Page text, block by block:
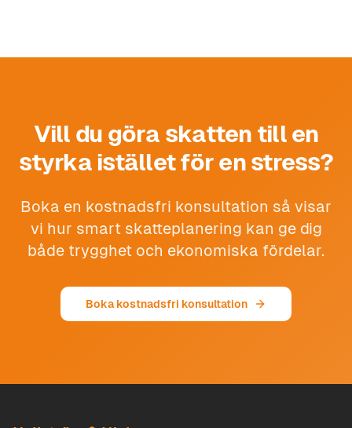
Vill du göra skatten till en
styrka istället för en stress?
Boka en kostnadsfri konsultation så visar
vi hur smart skatteplanering kan ge dig
både trygghet och ekonomiska fördelar.
Boka kostnadsfri konsultation